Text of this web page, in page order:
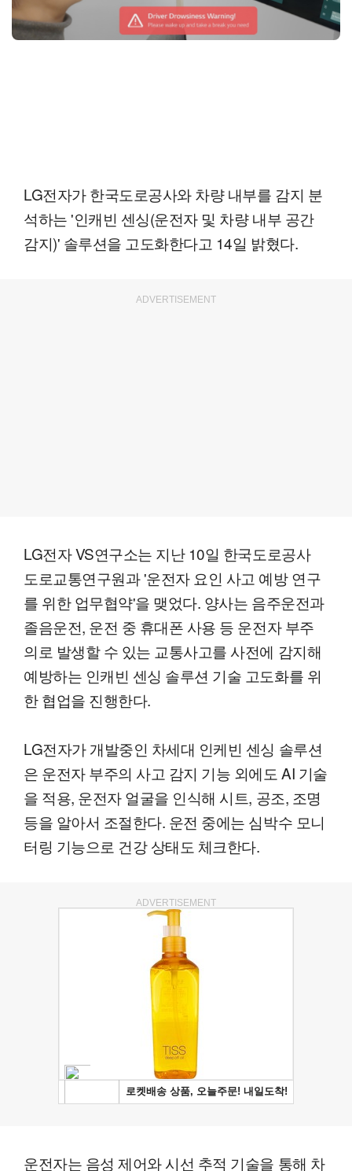
LG전자가 한국도로공사와 차량 내부를 감지 분
석하는 '인캐빈 센싱(운전자 및 차량 내부 공간
감지)' 솔루션을 고도화한다고 14일 밝혔다.
ADVERTISEMENT
LG전자 VS연구소는 지난 10일 한국도로공사
도로교통연구원과 '운전자 요인 사고 예방 연구
를 위한 업무협약'을 맺었다. 양사는 음주운전과
졸음운전, 운전 중 휴대폰 사용 등 운전자 부주
의로 발생할 수 있는 교통사고를 사전에 감지해
예방하는 인캐빈 센싱 솔루션 기술 고도화를 위
한 협업을 진행한다.
LG전자가 개발중인 차세대 인케빈 센싱 솔루션
은 운전자 부주의 사고 감지 기능 외에도 AI 기술
을 적용, 운전자 얼굴을 인식해 시트, 공조, 조명
등을 알아서 조절한다. 운전 중에는 심박수 모니
터링 기능으로 건강 상태도 체크한다.
ADVERTISEMENT
운전자는 음성 제어와 시선 추적 기술을 통해 차